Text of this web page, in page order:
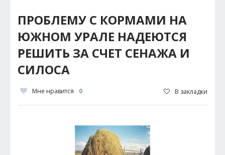
ПРОБЛЕМУ С КОРМАМИ НА
ЮЖНОМ УРАЛЕ НАДЕЮТСЯ
РЕШИТЬ ЗА СЧЕТ СЕНАЖА И
СИЛОСА
Мне нравится 0 В закладки